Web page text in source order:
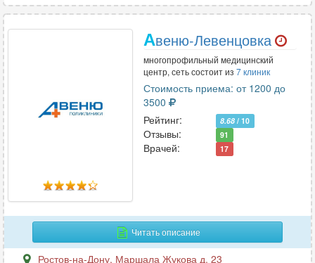
Авеню-Левенцовка
многопрофильный медицинский
центр, сеть состоит из 7 клиник
Стоимость приема: от 1200 до
3500
Рейтинг:
8.68 / 10
Отзывы: 91
Врачей: 17
Читать описание
Ростов-на-Дону, Маршала Жукова д. 23